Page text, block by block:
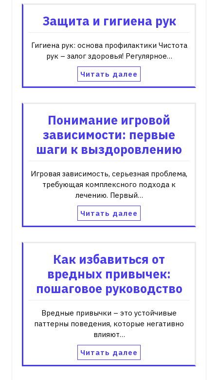
Защита и гигиена рук
Гигиена рук: основа профилактики Чистота
рук – залог здоровья! Регулярное…
Читать далее
Понимание игровой
зависимости: первые
шаги к выздоровлению
Игровая зависимость, серьезная проблема,
требующая комплексного подхода к
лечению. Первый…
Читать далее
Как избавиться от
вредных привычек:
пошаговое руководство
Вредные привычки – это устойчивые
паттерны поведения, которые негативно
влияют…
Читать далее